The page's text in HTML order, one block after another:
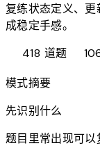
复练状态定义、
成稳定手感。
418 道题
模式摘要
先识别什么
题目里常出现可以